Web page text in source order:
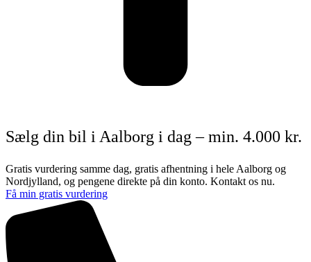
Sælg din bil i Aalborg i dag – min. 4.000 kr.
Gratis vurdering samme dag, gratis afhentning i hele Aalborg og
Nordjylland, og pengene direkte på din konto. Kontakt os nu.
Få min gratis vurdering